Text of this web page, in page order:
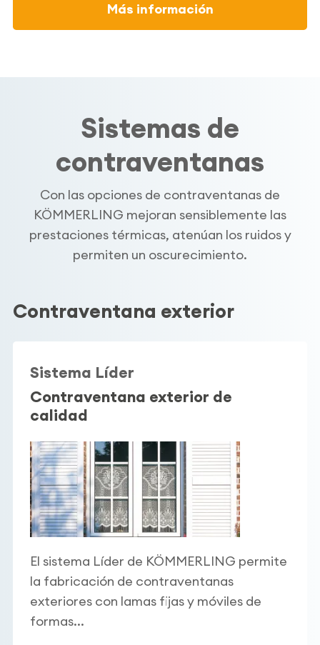
Más información
Sistemas de
contraventanas
Con las opciones de contraventanas de
KÖMMERLING mejoran sensiblemente las
prestaciones térmicas, atenúan los ruidos y
permiten un oscurecimiento.
Contraventana exterior
Sistema Líder
Contraventana exterior de
calidad
El sistema Líder de KÖMMERLING permite
la fabricación de contraventanas
exteriores con lamas fijas y móviles de
formas...